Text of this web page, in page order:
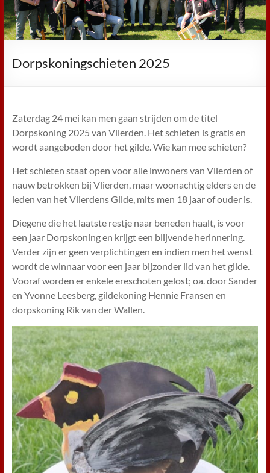
Dorpskoningschieten 2025
Zaterdag 24 mei kan men gaan strijden om de titel
Dorpskoning 2025 van Vlierden. Het schieten is gratis en
wordt aangeboden door het gilde. Wie kan mee schieten?
Het schieten staat open voor alle inwoners van Vlierden of
nauw betrokken bij Vlierden, maar woonachtig elders en de
leden van het Vlierdens Gilde, mits men 18 jaar of ouder is.
Diegene die het laatste restje naar beneden haalt, is voor
een jaar Dorpskoning en krijgt een blijvende herinnering.
Verder zijn er geen verplichtingen en indien men het wenst
wordt de winnaar voor een jaar bijzonder lid van het gilde.
Vooraf worden er enkele ereschoten gelost; oa. door Sander
en Yvonne Leesberg, gildekoning Hennie Fransen en
dorpskoning Rik van der Wallen.